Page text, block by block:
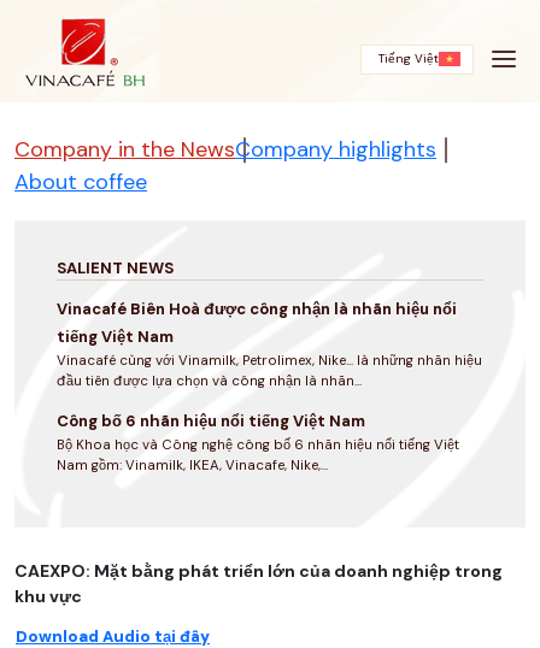
Tiếng Việt
Company in the NewsCompany highlights
About coffee
SALIENT NEWS
Vinacafé Biên Hoà được công nhận là nhãn hiệu nổi
tiếng Việt Nam
Vinacafé cùng với Vinamilk, Petrolimex, Nike... là những nhãn hiệu
đầu tiên được lựa chọn và công nhận là nhãn...
Công bố 6 nhãn hiệu nổi tiếng Việt Nam
Bộ Khoa học và Công nghệ công bố 6 nhãn hiệu nổi tiếng Việt
Nam gồm: Vinamilk, IKEA, Vinacafe, Nike,...
CAEXPO: Mặt bằng phát triển lớn của doanh nghiệp trong
khu vực
Download Audio tại đây